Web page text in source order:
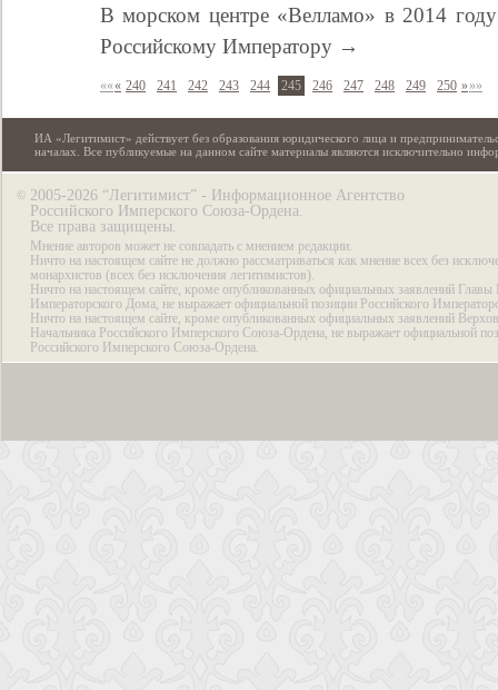
В морском центре «Велламо» в 2014
Российскому Императору →
««« 240 241 242 243 244 245 246 247 248 249 250 »»»
ИА «Легитимист» действует без образования юридического лица и
началах. Все публикуемые на данном сайте материалы являются исключительно
© 2005-2026 “Легитимист” - Информационное Агентство
Российского Имперского Союза-Ордена.
Все права защищены.
Мнение авторов может не совпадать с мнением редакции.
Ничто на настоящем сайте не должно рассматриваться как мнение всех без
монархистов (всех без исключения легитимистов).
Ничто на настоящем сайте, кроме опубликованных официальных заявлений Главы
Императорского Дома, не выражает официальной позиции Российского
Ничто на настоящем сайте, кроме опубликованных официальных заявлений
Начальника Российского Имперского Союза-Ордена, не выражает официальной
Российского Имперского Союза-Ордена.